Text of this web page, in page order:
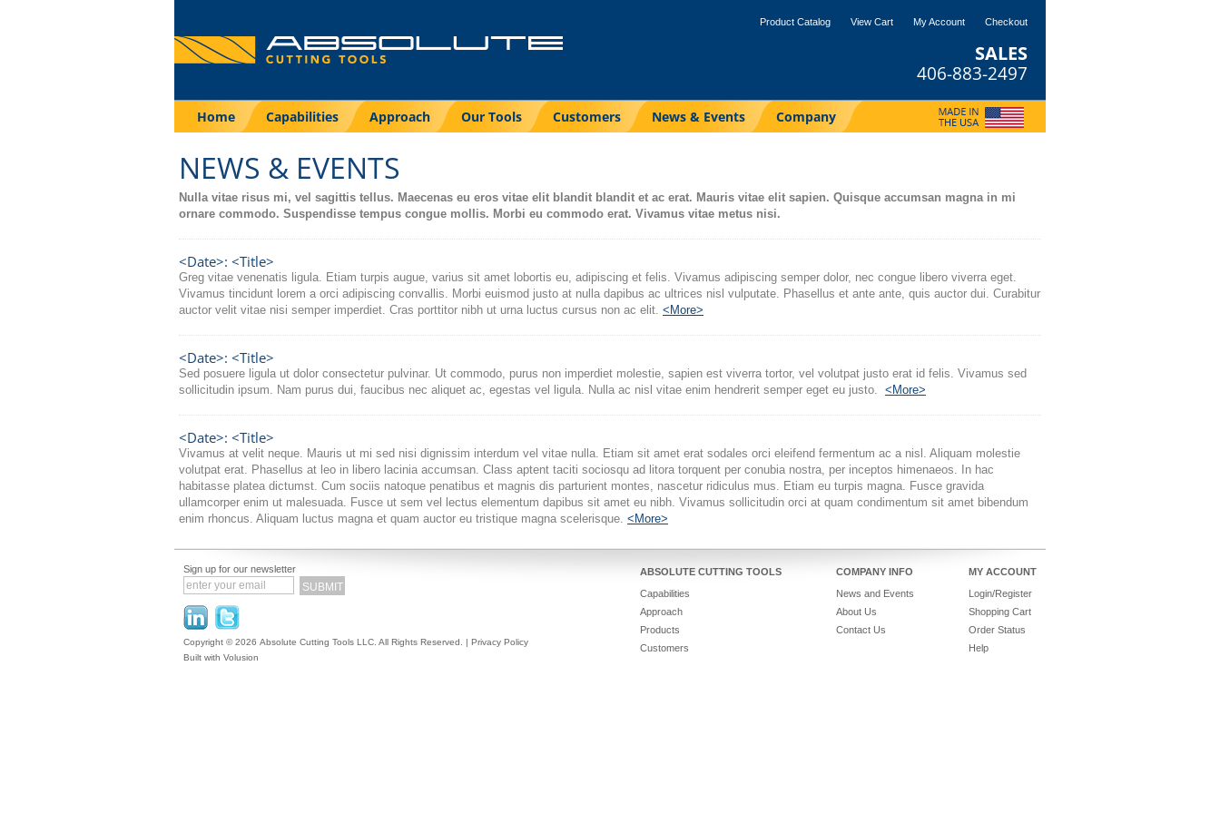
Product Catalog View Cart My Account Checkout
SALES
406-883-2497
Home Capabilities Approach Our Tools Customers News & Events Company
NEWS & EVENTS
Nulla vitae risus mi, vel sagittis tellus. Maecenas eu eros vitae elit blandit blandit et ac erat. Mauris vitae elit sapien. Quisque accumsan magna in mi
ornare commodo. Suspendisse tempus congue mollis. Morbi eu commodo erat. Vivamus vitae metus nisi.
<Date>: <Title>
Greg vitae venenatis ligula. Etiam turpis augue, varius sit amet lobortis eu, adipiscing et felis. Vivamus adipiscing semper dolor, nec congue libero viverra eget.
Vivamus tincidunt lorem a orci adipiscing convallis. Morbi euismod justo at nulla dapibus ac ultrices nisl vulputate. Phasellus et ante ante, quis auctor dui. Curabitur
auctor velit vitae nisi semper imperdiet. Cras porttitor nibh ut urna luctus cursus non ac elit. <More>
<Date>: <Title>
Sed posuere ligula ut dolor consectetur pulvinar. Ut commodo, purus non imperdiet molestie, sapien est viverra tortor, vel volutpat justo erat id felis. Vivamus sed
sollicitudin ipsum. Nam purus dui, faucibus nec aliquet ac, egestas vel ligula. Nulla ac nisl vitae enim hendrerit semper eget eu justo. <More>
<Date>: <Title>
Vivamus at velit neque. Mauris ut mi sed nisi dignissim interdum vel vitae nulla. Etiam sit amet erat sodales orci eleifend fermentum ac a nisl. Aliquam molestie
volutpat erat. Phasellus at leo in libero lacinia accumsan. Class aptent taciti sociosqu ad litora torquent per conubia nostra, per inceptos himenaeos. In hac
habitasse platea dictumst. Cum sociis natoque penatibus et magnis dis parturient montes, nascetur ridiculus mus. Etiam eu turpis magna. Fusce gravida
ullamcorper enim ut malesuada. Fusce ut sem vel lectus elementum dapibus sit amet eu nibh. Vivamus sollicitudin orci at quam condimentum sit amet bibendum
enim rhoncus. Aliquam luctus magna et quam auctor eu tristique magna scelerisque. <More>
Sign up for our newsletter
Copyright ©2026 Absolute Cutting Tools LLC. All Rights Reserved. | Privacy Policy
Built with Volusion
MY ACCOUNT
Login/Register
Shopping Cart
Order Status
Help
COMPANY INFO
News and Events
About Us
Contact Us
ABSOLUTE CUTTING TOOLS
Capabilities
Approach
Products
Customers